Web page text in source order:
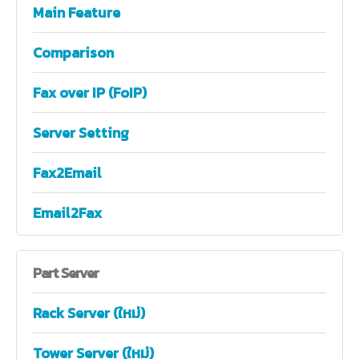
Main Feature
Comparison
Fax over IP (FoIP)
Server Setting
Fax2Email
Email2Fax
PartServer
Rack Server (ใหม่)
Tower Server (ใหม่)